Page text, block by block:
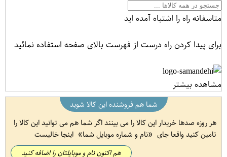
متاسفانه راه را اشتباه آمده اید
برای پیدا کردن راه درست از فهرست بالای صفحه استفاده نمائید
مشاهده بیشتر
شما هم فروشنده این کالا شوید
هر روزه صدها خریدار این کالا را می بینند اگر شما هم می توانید این کالا را
تامین کنید واقعا جای
نام و شماره موبایل شما اینجا خالیست
هم اکنون نام و موبایلتان را اضافه کنید